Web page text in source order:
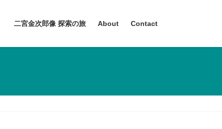
二宮金次郎像 探索の旅 About Contact